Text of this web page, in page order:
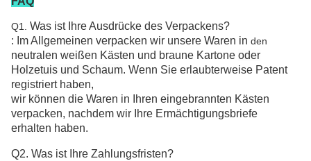
Q1. Was ist Ihre Ausdrücke des Verpackens?
: Im Allgemeinen verpacken wir unsere Waren in den
neutralen weißen Kästen und braune Kartone oder
Holzetuis und Schaum. Wenn Sie erlaubterweise Patent
registriert haben,
wir können die Waren in Ihren eingebrannten Kästen
verpacken, nachdem wir Ihre Ermächtigungsbriefe
erhalten haben.
Q2. Was ist Ihre Zahlungsfristen?